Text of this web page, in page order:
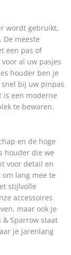
wordt gebruikt,
De meeste
een pas of
al uw pasjes
houder ben je
bij uw pinpas
is een moderne
te bewaren.
en de hoge
houder die we
voor detail en
lang mee te
stijlvolle
accessoires
maar ook je
& Sparrow staat
je jarenlang